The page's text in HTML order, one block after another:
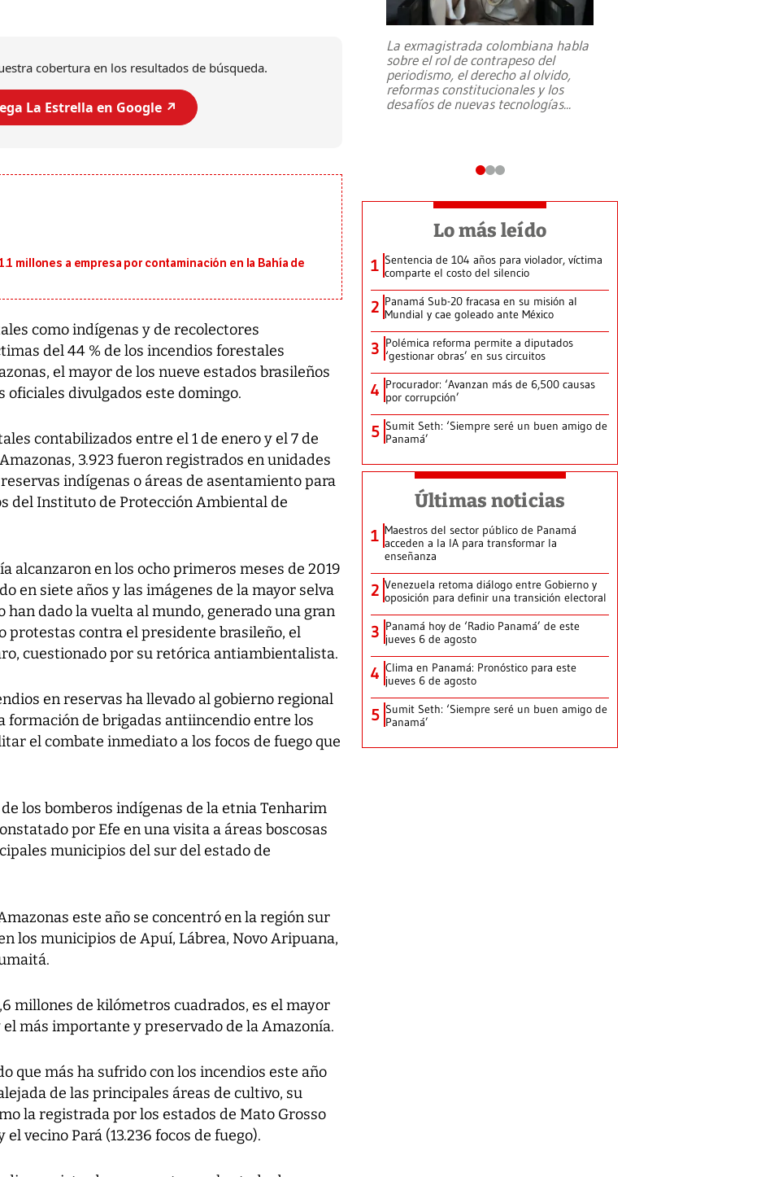
cobertura en los resultados de búsqueda.
La Estrella en Google ↗️
millones a empresa por contaminación en la Bahía de
como indígenas y de recolectores
del 44 % de los incendios forestales
el mayor de los nueve estados brasileños
oficiales divulgados este domingo.
contabilizados entre el 1 de enero y el 7 de
3.923 fueron registrados en unidades
indígenas o áreas de asentamiento para
del Instituto de Protección Ambiental de
alcanzaron en los ocho primeros meses de 2019
en siete años y las imágenes de la mayor selva
dado la vuelta al mundo, generado una gran
protestas contra el presidente brasileño, el
cuestionado por su retórica antiambientalista.
en reservas ha llevado al gobierno regional
formación de brigadas antiincendio entre los
el combate inmediato a los focos de fuego que
los bomberos indígenas de la etnia Tenharim
por Efe en una visita a áreas boscosas
municipios del sur del estado de
este año se concentró en la región sur
los municipios de Apuí, Lábrea, Novo Aripuana,
millones de kilómetros cuadrados, es el mayor
el más importante y preservado de la Amazonía.
que más ha sufrido con los incendios este año
de las principales áreas de cultivo, su
la registrada por los estados de Mato Grosso
vecino Pará (13.236 focos de fuego).
emergencia de gran...
La exmagistrada colombiana habla
sobre el rol de contrapeso del
periodismo, el derecho al olvido,
reformas constitucionales y los
desafíos de nuevas tecnologías...
Lo más leído
1 Sentencia de 104 años para violador, víctima
comparte el costo del silencio
2 Panamá Sub-20 fracasa en su misión al
Mundial y cae goleado ante México
3 Polémica reforma permite a diputados
‘gestionar obras’ en sus circuitos
4 Procurador: ‘Avanzan más de 6,500 causas
por corrupción’
5 Sumit Seth: ‘Siempre seré un buen amigo de
Panamá’
Últimas noticias
1 Maestros del sector público de Panamá
acceden a la IA para transformar la
enseñanza
2 Venezuela retoma diálogo entre Gobierno y
oposición para definir una transición electoral
3 Panamá hoy de ‘Radio Panamá’ de este
jueves 6 de agosto
4 Clima en Panamá: Pronóstico para este
jueves 6 de agosto
5 Sumit Seth: ‘Siempre seré un buen amigo de
Panamá’